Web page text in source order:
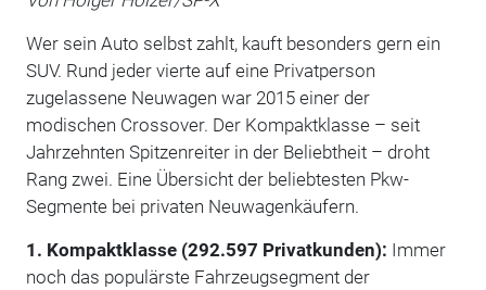
Wer sein Auto selbst zahlt, kauft besonders gern ein
SUV. Rund jeder vierte auf eine Privatperson
zugelassene Neuwagen war 2015 einer der
modischen Crossover. Der Kompaktklasse – seit
Jahrzehnten Spitzenreiter in der Beliebtheit – droht
Rang zwei. Eine Übersicht der beliebtesten Pkw-
Segmente bei privaten Neuwagenkäufern.
1. Kompaktklasse (292.597 Privatkunden): Immer
noch das populärste Fahrzeugsegment der